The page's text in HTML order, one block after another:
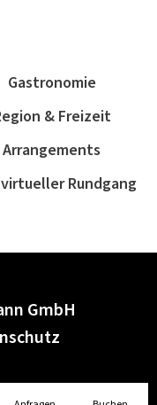
Gastronomie
& Freizeit
Arrangements
virtueller Rundgang
GmbH